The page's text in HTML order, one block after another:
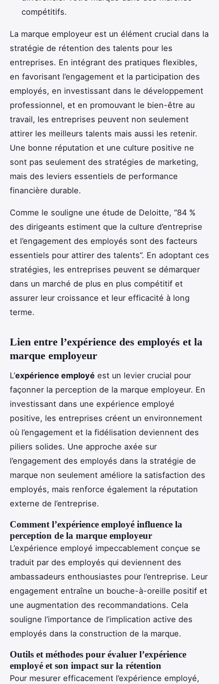
compétitifs.
La marque employeur est un élément crucial dans la
stratégie de rétention des talents pour les
entreprises. En intégrant des pratiques flexibles,
en favorisant l’engagement et la participation des
employés, en investissant dans le développement
professionnel, et en promouvant le bien-être au
travail, les entreprises peuvent non seulement
attirer les meilleurs talents mais aussi les retenir.
Une bonne réputation et une culture positive ne
sont pas seulement des stratégies de marketing,
mais des leviers essentiels de performance
financière durable.
Comme le souligne une étude de Deloitte, “84 %
des dirigeants estiment que la culture d’entreprise
et l’engagement des employés sont des facteurs
essentiels pour attirer des talents”. En adoptant ces
stratégies, les entreprises peuvent se démarquer
dans un marché de plus en plus compétitif et
assurer leur croissance et leur efficacité à long
terme.
Lien entre l’expérience des employés et la
marque employeur
L’expérience employé est un levier crucial pour
façonner la perception de la marque employeur. En
investissant dans une expérience employé
positive, les entreprises créent un environnement
où l’engagement et la fidélisation deviennent des
piliers solides. Une approche axée sur
l’engagement des employés dans la stratégie de
marque non seulement améliore la satisfaction des
employés, mais renforce également la réputation
externe de l’entreprise.
Comment l’expérience employé influence la
perception de la marque employeur
L’expérience employé impeccablement conçue se
traduit par des employés qui deviennent des
ambassadeurs enthousiastes pour l’entreprise. Leur
engagement entraîne un bouche-à-oreille positif et
une augmentation des recommandations. Cela
souligne l’importance de l’implication active des
employés dans la construction de la marque.
Outils et méthodes pour évaluer l’expérience
employé et son impact sur la rétention
Pour mesurer efficacement l’expérience employé,